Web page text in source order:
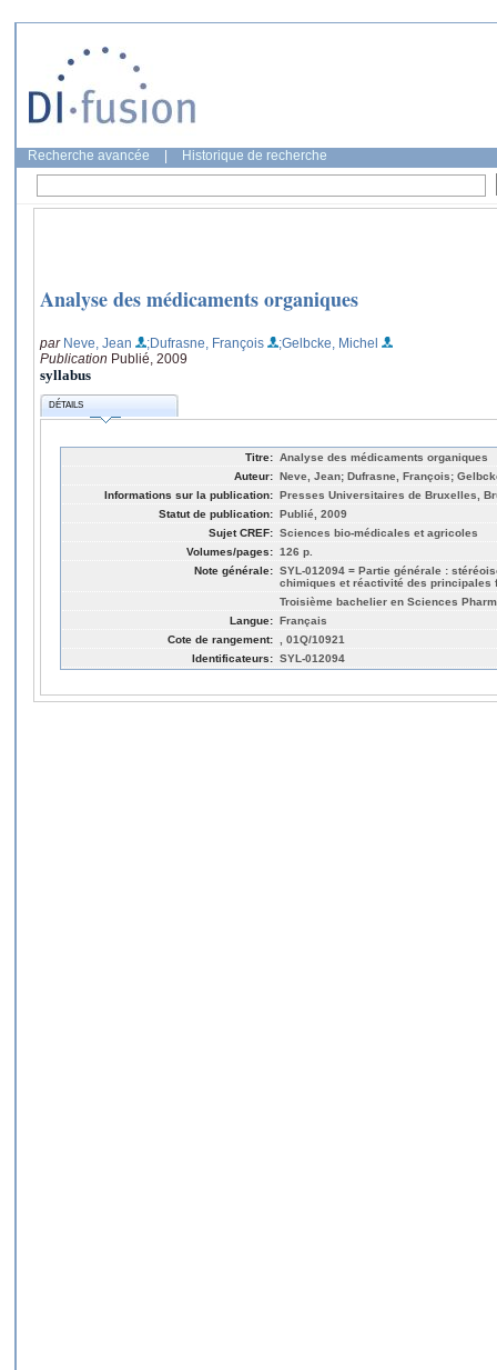
Recherche avancée Historique de recherche
Analyse des médicaments organiques
par Neve, Jean ;Dufrasne, François
;Gelbcke, Michel
Publication Publié, 2009
syllabus
DÉTAILS
Titre: Analyse des médicaments organiques
Auteur: Neve, Jean; Dufrasne, François;
Informations sur la publication: Presses Universitaires de Bruxelles,
Statut de publication: Publié, 2009
Sujet CREF: Sciences bio-médicales et agricoles
Volumes/pages: 126 p.
Note générale: SYL-012094 = Partie générale :
chimiques et réactivité des principales
Troisième bachelier en Sciences
Langue: Français
Cote de rangement:
, 01Q/10921
Identificateurs: SYL-012094